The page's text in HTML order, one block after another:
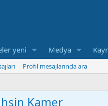
yeni Medya
Profil mesajlarında ara
Kamer